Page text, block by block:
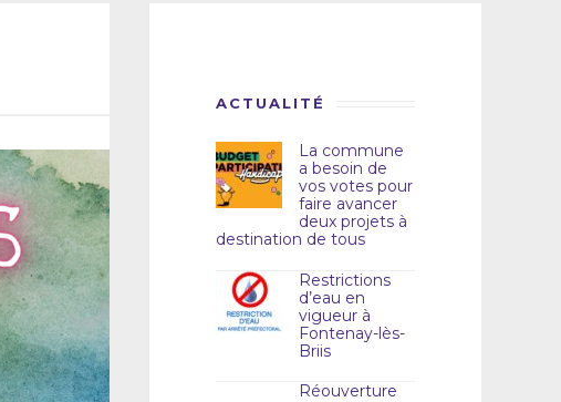
ACTUALITÉ
La commune
a besoin de
vos votes pour
faire avancer
deux projets à
destination de tous
Restrictions
d’eau en
vigueur à
Fontenay-lès-
Briis
Réouverture